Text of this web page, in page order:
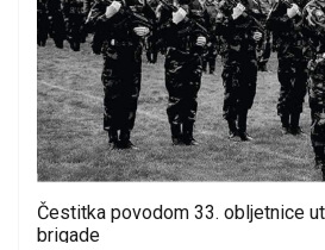
Čestitka povodom 33. obljetnice
brigade